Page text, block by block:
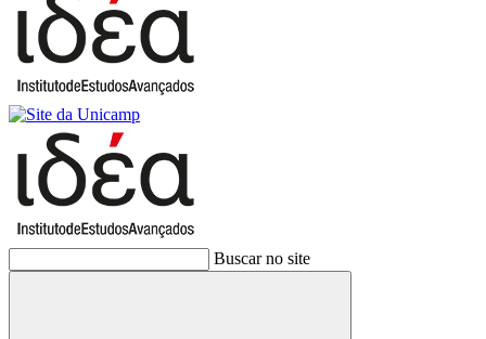
Buscar no site